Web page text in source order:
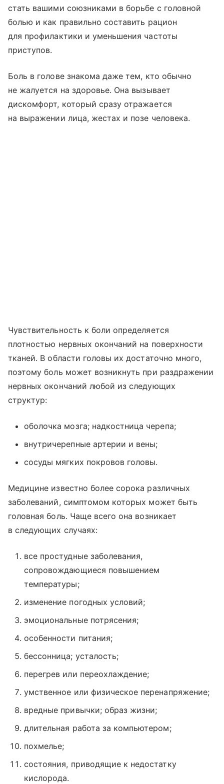
стать вашими союзниками в борьбе с головной
болью и как правильно составить рацион
для профилактики и уменьшения частоты
приступов.
Боль в голове знакома даже тем, кто обычно
не жалуется на здоровье. Она вызывает
дискомфорт, который сразу отражается
на выражении лица, жестах и позе человека.
Чувствительность к боли определяется
плотностью нервных окончаний на поверхности
тканей. В области головы их достаточно много,
поэтому боль может возникнуть при раздражении
нервных окончаний любой из следующих
структур:
оболочка мозга; надкостница черепа;
внутричерепные артерии и вены;
сосуды мягких покровов головы.
Медицине известно более сорока различных
заболеваний, симптомом которых может быть
головная боль. Чаще всего она возникает
в следующих случаях:
все простудные заболевания,
сопровождающиеся повышением
температуры;
изменение погодных условий;
эмоциональные потрясения;
особенности питания;
бессонница; усталость;
перегрев или переохлаждение;
умственное или физическое перенапряжение;
вредные привычки; образ жизни;
длительная работа за компьютером;
похмелье;
состояния, приводящие к недостатку
кислорода.